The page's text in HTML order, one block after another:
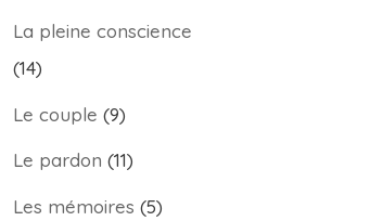
La pleine conscience
(14)
Le couple (9)
Le pardon (11)
Les mémoires (5)